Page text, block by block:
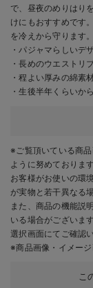
で、昼夜のめりはり
けにもおすすめです
を冷えから守ります。
・パジャマらしいデ
・長めのウエストリ
・程よい厚みの綿素
・生後半年くらいか
※ご覧頂いている商
ように努めております
お客様がお使いの環
が実物と若干異なる
また、商品の機能説
いる場合がございま
選択画面にてご確認
※商品画像・イメー
こ